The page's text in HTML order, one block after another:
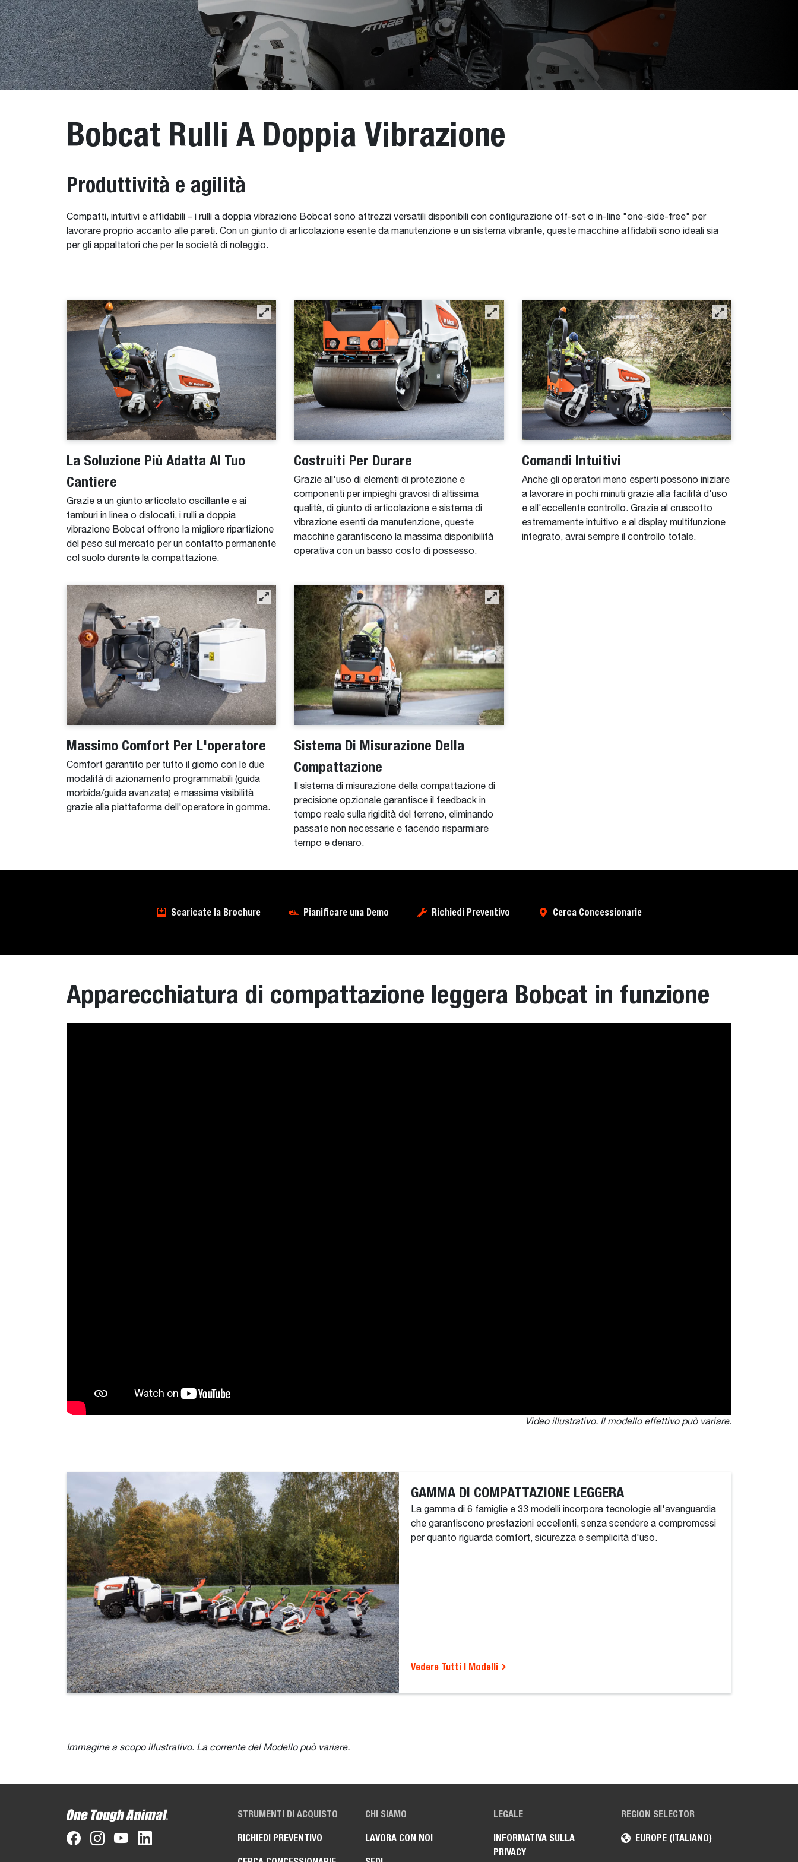
Bobcat Rulli A Doppia Vibrazione
Produttività e agilità
Compatti, intuitivi e affidabili – i rulli a doppia vibrazione Bobcat sono attrezzi versatili disponibili con configurazione off-set o in-line "one-side-free" per
lavorare proprio accanto alle pareti. Con un giunto di articolazione esente da manutenzione e un sistema vibrante, queste macchine affidabili sono ideali sia
per gli appaltatori che per le società di noleggio.
La Soluzione Più Adatta Al Tuo
Cantiere
Grazie a un giunto articolato oscillante e ai
tamburi in linea o dislocati, i rulli a doppia
vibrazione Bobcat offrono la migliore ripartizione
del peso sul mercato per un contatto permanente
col suolo durante la compattazione.
Costruiti Per Durare
Grazie all'uso di elementi di protezione e
componenti per impieghi gravosi di altissima
qualità, di giunto di articolazione e sistema di
vibrazione esenti da manutenzione, queste
macchine garantiscono la massima disponibilità
operativa con un basso costo di possesso.
Comandi Intuitivi
Anche gli operatori meno esperti possono iniziare
a lavorare in pochi minuti grazie alla facilità d'uso
e all'eccellente controllo. Grazie al cruscotto
estremamente intuitivo e al display multifunzione
integrato, avrai sempre il controllo totale.
Massimo Comfort Per L'operatore
Comfort garantito per tutto il giorno con le due
modalità di azionamento programmabili (guida
morbida/guida avanzata) e massima visibilità
grazie alla piattaforma dell'operatore in gomma.
Sistema Di Misurazione Della
Compattazione
Il sistema di misurazione della compattazione di
precisione opzionale garantisce il feedback in
tempo reale sulla rigidità del terreno, eliminando
passate non necessarie e facendo risparmiare
tempo e denaro.
Scaricate la Brochure Pianificare una Demo Richiedi Preventivo Cerca Concessionarie
Apparecchiatura di compattazione leggera Bobcat in funzione
Video illustrativo. Il modello effettivo può variare.
GAMMA DI COMPATTAZIONE LEGGERA
La gamma di 6 famiglie e 33 modelli incorpora tecnologie all'avanguardia
che garantiscono prestazioni eccellenti, senza scendere a compromessi
per quanto riguarda comfort, sicurezza e semplicità d'uso.
Vedere Tutti I Modelli
Immagine a scopo illustrativo. La corrente del Modello può variare.
REGION SELECTOR
EUROPE (ITALIANO)
STRUMENTI DI ACQUISTO
RICHIEDI PREVENTIVO
CHI SIAMO
LAVORA CON NOI
LEGALE
INFORMATIVA SULLA
PRIVACY